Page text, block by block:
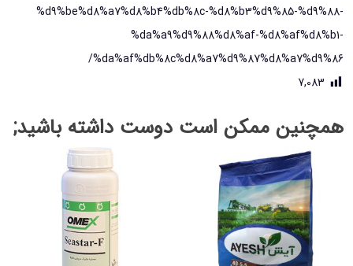
%d9%be%d8%a7%d8%b4%db%8c-%d8%b3%d9%85-%d9%88-
%da%a9%d9%88%d8%af-%d8%af%d8%b1-
%da%af%db%8c%d8%a7%d9%87%d8%a7%d9%86/
7,083
همچنین ممکن است دوست داشته باشید;